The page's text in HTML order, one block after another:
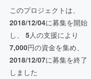
このプロジェクトは、
2018/12/04に募集を開始
し、 5人の支援により
7,000円の資金を集め、
2018/12/07に募集を終了
しました